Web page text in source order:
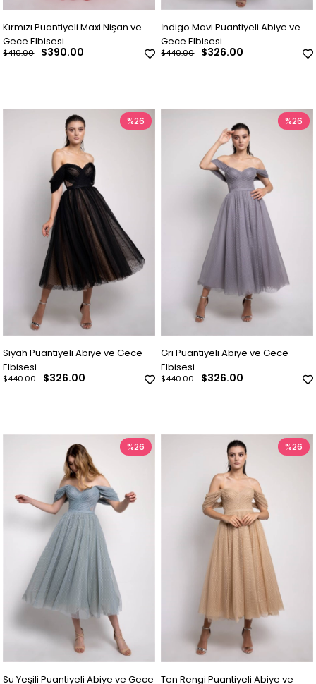
Kırmızı Puantiyeli Maxi Nişan ve
Gece Elbisesi
$390.00
$410.00
İndigo Mavi Puantiyeli Abiye ve
Gece Elbisesi
$326.00
$440.00
Siyah Puantiyeli Abiye ve Gece
Elbisesi
$326.00
$440.00
%26
Gri Puantiyeli Abiye ve Gece
Elbisesi
$326.00
$440.00
%26
Su Yeşili Puantiyeli Abiye ve Gece
%26
Ten Rengi Puantiyeli Abiye ve
%26